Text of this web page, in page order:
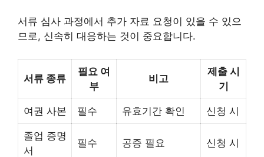
서류 심사 과정에서 추가 자료 요청이 있을 수 있으
므로, 신속히 대응하는 것이 중요합니다.
서류 종류
필요 여
부
비고
제출 시
기
여권 사본 필수 유효기간 확인 신청 시
졸업 증명
서
필수 공증 필요 신청 시